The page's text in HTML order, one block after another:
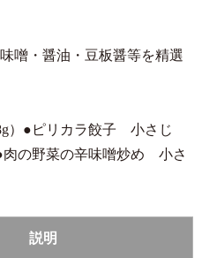
噌・醤油・豆板醤等を精選
）●ピリカラ餃子 小さじ
の野菜の辛味噌炒め 小さ
説明